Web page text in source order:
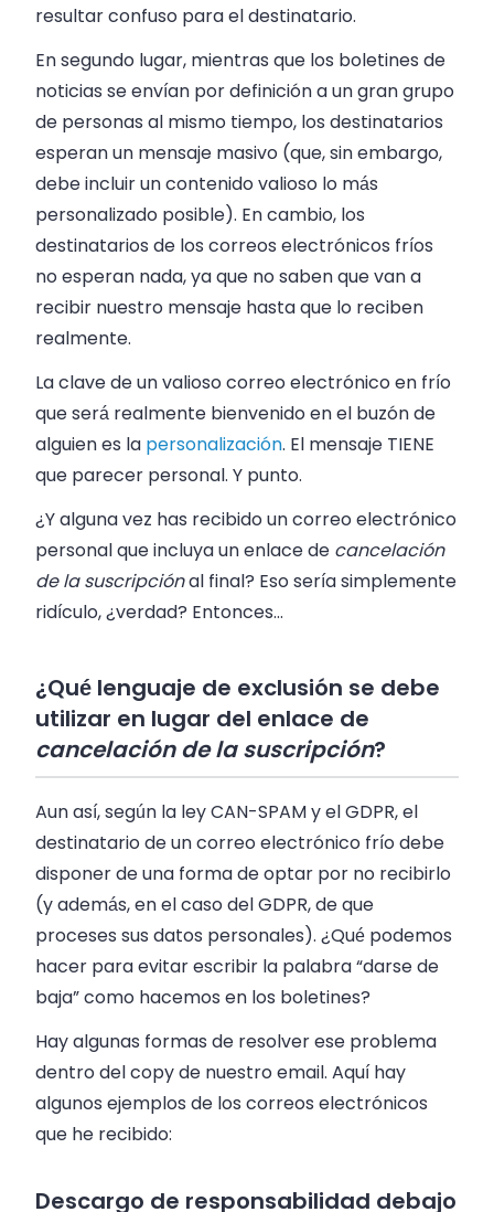
resultar confuso para el destinatario.
En segundo lugar, mientras que los boletines de
noticias se envían por definición a un gran grupo
de personas al mismo tiempo, los destinatarios
esperan un mensaje masivo (que, sin embargo,
debe incluir un contenido valioso lo más
personalizado posible). En cambio, los
destinatarios de los correos electrónicos fríos
no esperan nada, ya que no saben que van a
recibir nuestro mensaje hasta que lo reciben
realmente.
La clave de un valioso correo electrónico en frío
que será realmente bienvenido en el buzón de
alguien es la personalización. El mensaje TIENE
que parecer personal. Y punto.
¿Y alguna vez has recibido un correo electrónico
personal que incluya un enlace de cancelación
de la suscripciónal final? Eso sería simplemente
ridículo, ¿verdad? Entonces…
¿Qué lenguaje de exclusión se debe
utilizar en lugar del enlace de
cancelación de la suscripción?
Aun así, según la ley CAN-SPAM y el GDPR, el
destinatario de un correo electrónico frío debe
disponer de una forma de optar por no recibirlo
(y además, en el caso del GDPR, de que
proceses sus datos personales). ¿Qué podemos
hacer para evitar escribir la palabra “darse de
baja” como hacemos en los boletines?
Hay algunas formas de resolver ese problema
dentro del copy de nuestro email. Aquí hay
algunos ejemplos de los correos electrónicos
que he recibido:
Descargo de responsabilidad debajo